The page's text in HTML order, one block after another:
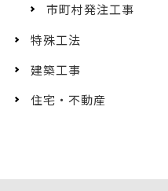
市町村発注工事
特殊工法
建築工事
住宅・不動産